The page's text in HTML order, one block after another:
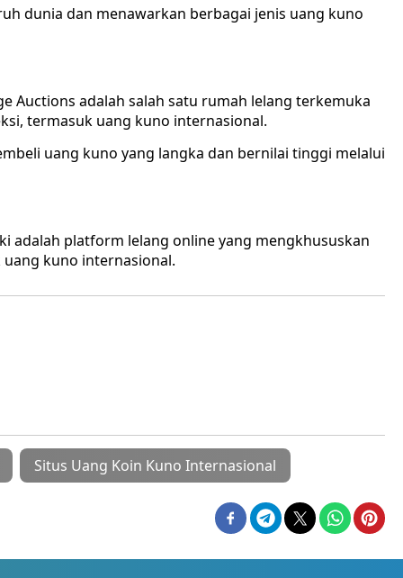
dunia dan menawarkan berbagai jenis uang kuno
Auctions adalah salah satu rumah lelang terkemuka
termasuk uang kuno internasional.
uang kuno yang langka dan bernilai tinggi melalui
adalah platform lelang online yang mengkhususkan
kuno internasional.
Situs Uang Koin Kuno Internasional